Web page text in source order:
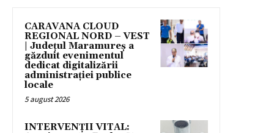
CARAVANA CLOUD
REGIONAL NORD – VEST
| Județul Maramureș a
găzduit evenimentul
dedicat digitalizării
administrației publice
locale
5 august 2026
INTERVENȚII VITAL: